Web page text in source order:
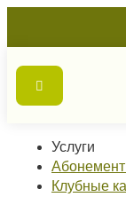
Услуги
Клубные